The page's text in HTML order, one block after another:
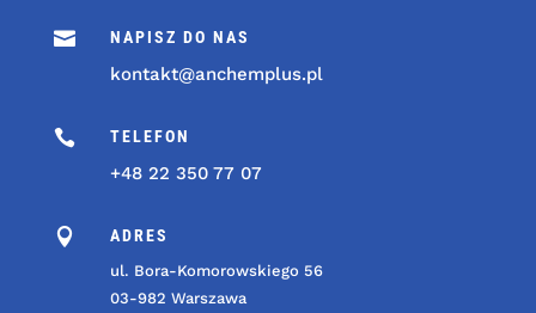
 NAPISZ DO NAS
kontakt@anchemplus.pl
 TELEFON
+48 22 350 77 07
 ADRES
ul. Bora-Komorowskiego 56
03-982 Warszawa